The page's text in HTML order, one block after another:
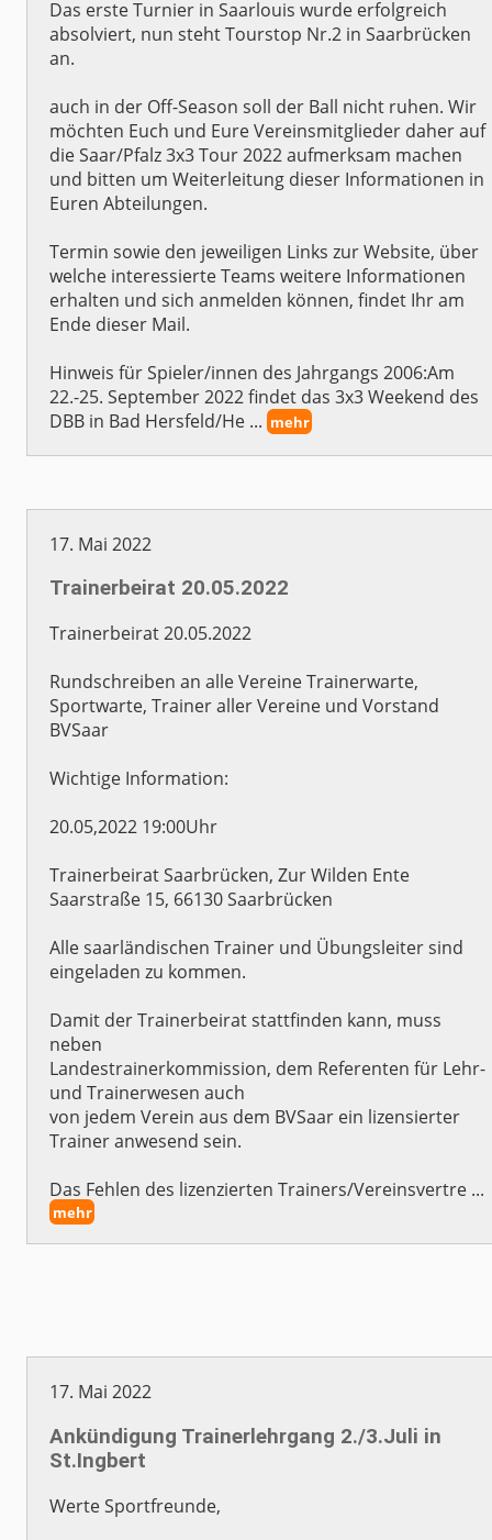
Das erste Turnier in Saarlouis wurde erfolgreich
absolviert, nun steht Tourstop Nr.2 in Saarbrücken
an.
auch in der Off-Season soll der Ball nicht ruhen. Wir
möchten Euch und Eure Vereinsmitglieder daher auf
die Saar/Pfalz 3x3 Tour 2022 aufmerksam machen
und bitten um Weiterleitung dieser Informationen in
Euren Abteilungen.
Termin sowie den jeweiligen Links zur Website, über
welche interessierte Teams weitere Informationen
erhalten und sich anmelden können, findet Ihr am
Ende dieser Mail.
Hinweis für Spieler/innen des Jahrgangs 2006:Am
22.-25. September 2022 findet das 3x3 Weekend des
DBB in Bad Hersfeld/He ... mehr
17. Mai 2022
Trainerbeirat 20.05.2022
Trainerbeirat 20.05.2022
Rundschreiben an alle Vereine Trainerwarte,
Sportwarte, Trainer aller Vereine und Vorstand
BVSaar
Wichtige Information:
20.05,2022 19:00Uhr
Trainerbeirat Saarbrücken, Zur Wilden Ente
Saarstraße 15, 66130 Saarbrücken
Alle saarländischen Trainer und Übungsleiter sind
eingeladen zu kommen.
Damit der Trainerbeirat stattfinden kann, muss
neben
Landestrainerkommission, dem Referenten für Lehr-
und Trainerwesen auch
von jedem Verein aus dem BVSaar ein lizensierter
Trainer anwesend sein.
Das Fehlen des lizenzierten Trainers/Vereinsvertre ...
mehr
17. Mai 2022
Ankündigung Trainerlehrgang 2./3.Juli in
St.Ingbert
Werte Sportfreunde,